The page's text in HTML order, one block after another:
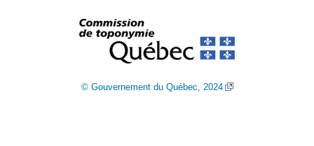
© Gouvernement du Québec, 2024